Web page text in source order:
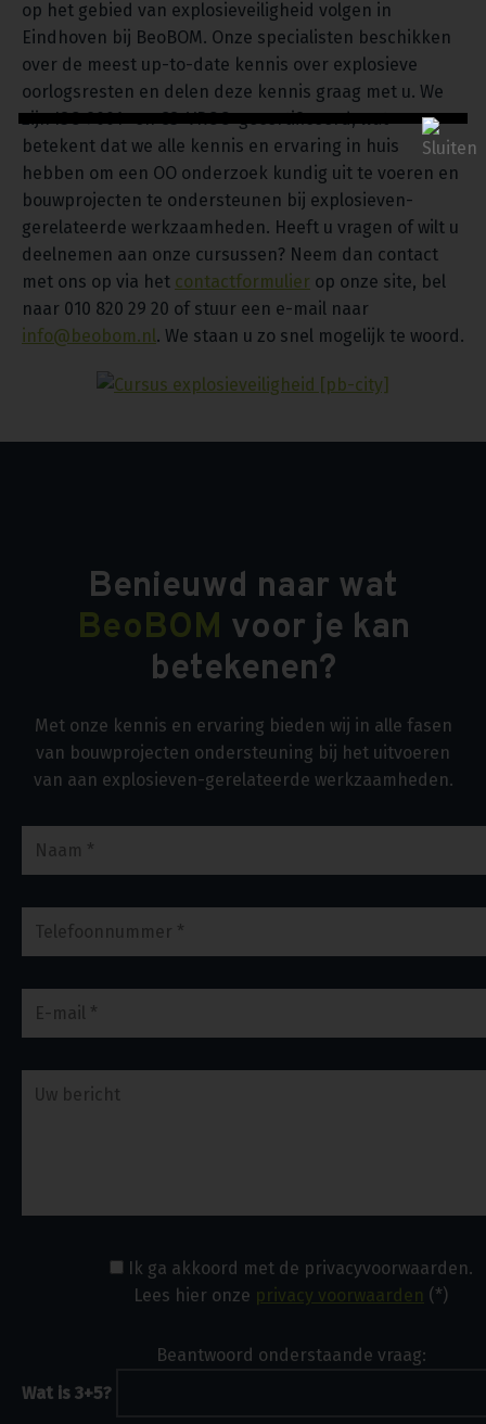
op het gebied van explosieveiligheid volgen in
Eindhoven bij BeoBOM. Onze specialisten beschikken
over de meest up-to-date kennis over explosieve
oorlogsresten en delen deze kennis graag met u. We
zijn ISO 9001- en CS-VROO-gecertificeerd, wat
betekent dat we alle kennis en ervaring in huis
hebben om een OO onderzoek kundig uit te voeren en
bouwprojecten te ondersteunen bij explosieven-
gerelateerde werkzaamheden. Heeft u vragen of wilt u
deelnemen aan onze cursussen? Neem dan contact
met ons op via het contactformulier op onze site, bel
naar 010 820 29 20 of stuur een e-mail naar
info@beobom.nl. We staan u zo snel mogelijk te woord.
Benieuwd naar wat
BeoBOM voor je kan
betekenen?
Met onze kennis en ervaring bieden wij in alle fasen
van bouwprojecten ondersteuning bij het uitvoeren
van aan explosieven-gerelateerde werkzaamheden.
Ik ga akkoord met de privacyvoorwaarden.
Lees hier onze privacy voorwaarden (*)
Beantwoord onderstaande vraag:
Wat is 3+5?